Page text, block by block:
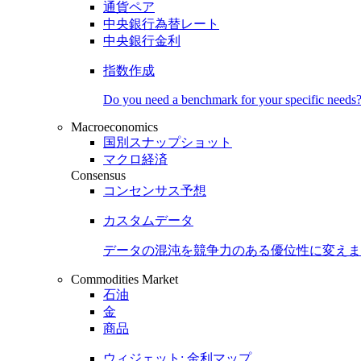
通貨ペア
中央銀行為替レート
中央銀行金利
指数作成
Do you need a benchmark for your specific needs?
Macroeconomics
国別スナップショット
マクロ経済
Consensus
コンセンサス予想
カスタムデータ
データの混沌を競争力のある優位性に変え
Commodities Market
石油
金
商品
ウィジェット: 金利マップ